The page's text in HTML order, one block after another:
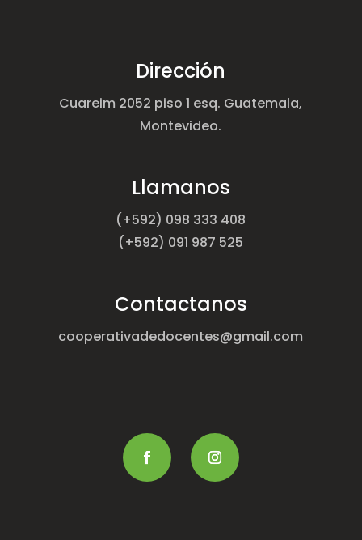
Dirección
Cuareim 2052 piso 1 esq. Guatemala,
Montevideo.
Llamanos
(+592) 098 333 408
(+592) 091 987 525
Contactanos
cooperativadedocentes@gmail.com